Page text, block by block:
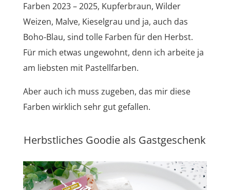
Farben 2023 – 2025, Kupferbraun, Wilder
Weizen, Malve, Kieselgrau und ja, auch das
Boho-Blau, sind tolle Farben für den Herbst.
Für mich etwas ungewohnt, denn ich arbeite ja
am liebsten mit Pastellfarben.
Aber auch ich muss zugeben, das mir diese
Farben wirklich sehr gut gefallen.
Herbstliches Goodie als Gastgeschenk